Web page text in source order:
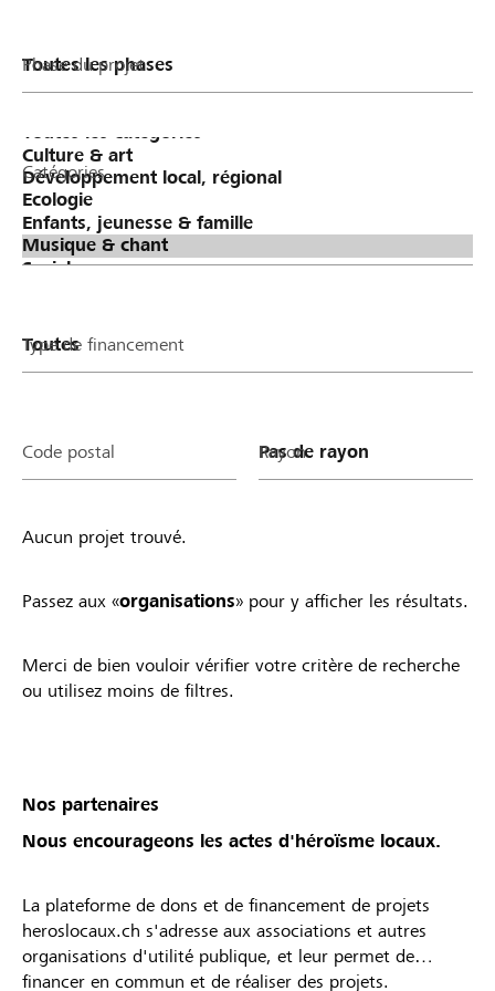
Phase du projet
Catégories
Type de financement
Code postal Rayon
Aucun projet trouvé.
Passez aux «organisations» pour y afficher les résultats.
Merci de bien vouloir vérifier votre critère de recherche
ou utilisez moins de filtres.
Nos partenaires
Nous encourageons les actes d'héroïsme locaux.
La plateforme de dons et de financement de projets
heroslocaux.ch s'adresse aux associations et autres
organisations d'utilité publique, et leur permet de
financer en commun et de réaliser des projets.